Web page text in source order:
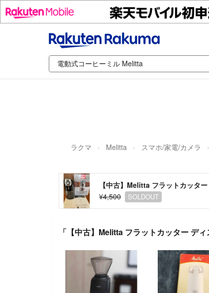
ラクマ Melitta スマホ/家電/カメラ
【中古】Melitta フラットカッタ
¥4,500
SOLDOUT
「【中古】Melitta フラットカッター デ